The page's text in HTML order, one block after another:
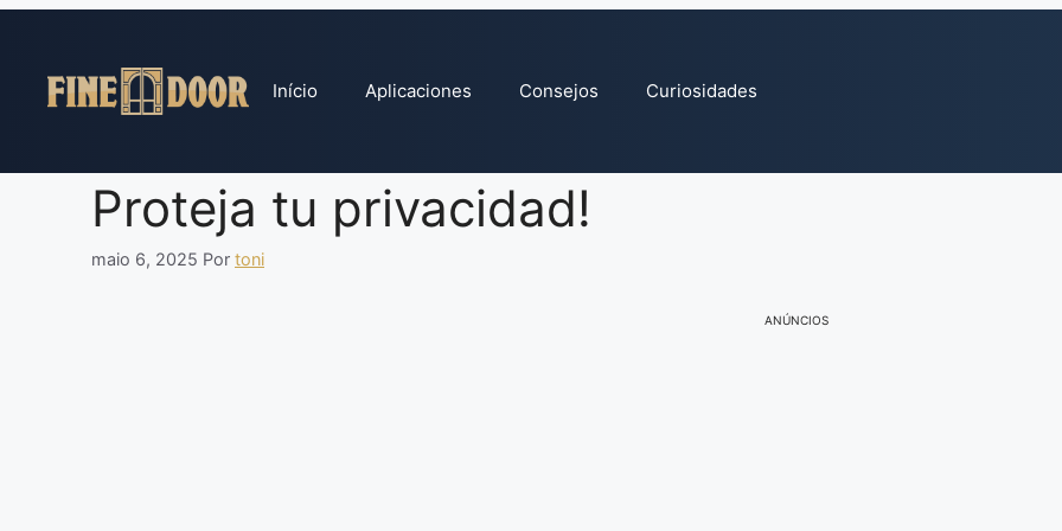
conteúdo
Início Aplicaciones Consejos Curiosidades
Proteja tu privacidad!
maio 6, 2025 Por toni
ANÚNCIOS